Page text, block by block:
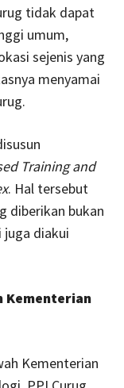
tidak dapat
umum,
sejenis yang
menyamai
Training and
. Hal tersebut
diberikan bukan
juga diakui
Kementerian